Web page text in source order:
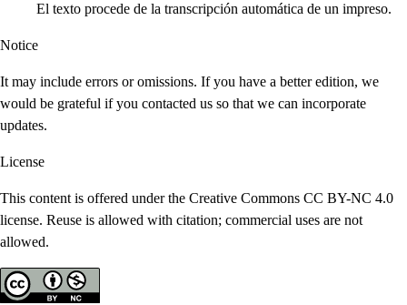
El texto procede de la transcripción automática de un impreso.
Notice
It may include errors or omissions. If you have a better edition, we
would be grateful if you contacted us so that we can incorporate
updates.
License
This content is offered under the Creative Commons CC BY-NC 4.0
license. Reuse is allowed with citation; commercial uses are not
allowed.